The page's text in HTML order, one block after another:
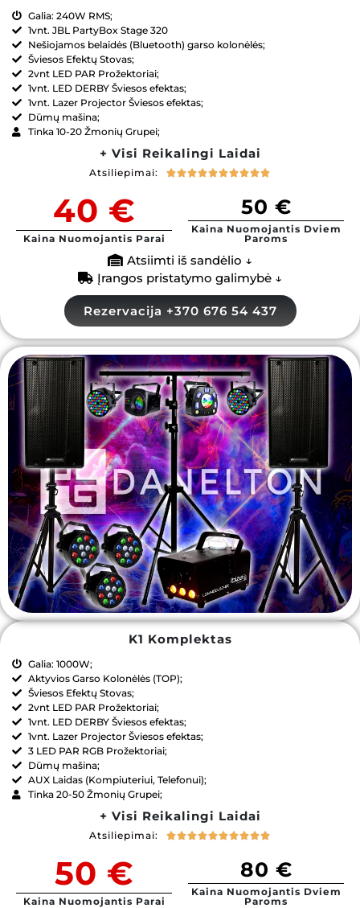
Galia: 240W RMS;
1vnt. JBL PartyBox Stage 320
Nešiojamos belaidės (Bluetooth) garso kolonėlės;
Šviesos Efektų Stovas;
2vnt LED PAR Prožektoriai;
1vnt. LED DERBY Šviesos efektas;
1vnt. Lazer Projector Šviesos efektas;
Dūmų mašina;
Tinka 10-20 Žmonių Grupei;
+ Visi Reikalingi Laidai
Atsiliepimai: 
40 €
Kaina Nuomojantis Parai
50 €
Kaina Nuomojantis Dviem
Paroms
Atsiimti iš sandėlio ↓
Įrangos pristatymo galimybė ↓
Rezervacija +370 676 54 437
K1 Komplektas
Galia: 1000W;
Aktyvios Garso Kolonėlės (TOP);
Šviesos Efektų Stovas;
2vnt LED PAR Prožektoriai;
1vnt. LED DERBY Šviesos efektas;
1vnt. Lazer Projector Šviesos efektas;
3 LED PAR RGB Prožektoriai;
Dūmų mašina;
AUX Laidas (Kompiuteriui, Telefonui);
Tinka 20-50 Žmonių Grupei;
+ Visi Reikalingi Laidai
Atsiliepimai: 
50 €
Kaina Nuomojantis Parai
80 €
Kaina Nuomojantis Dviem
Paroms